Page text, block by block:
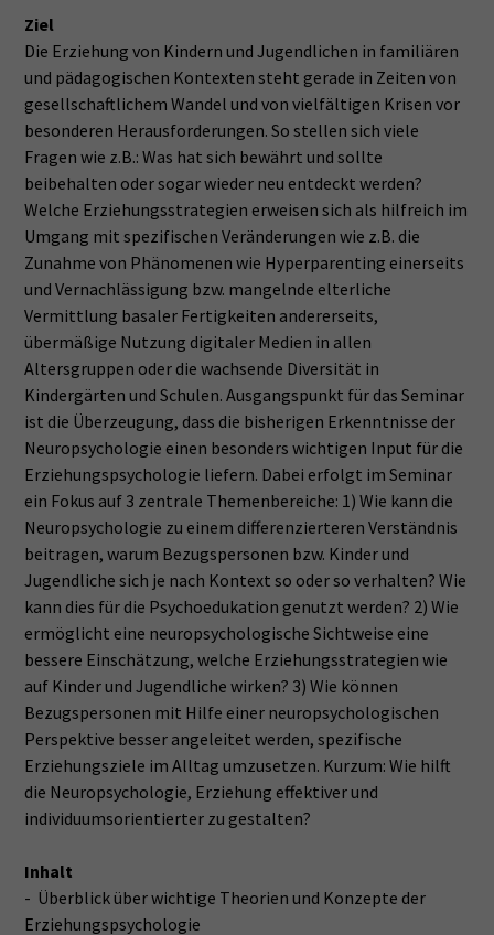
Ziel
Die Erziehung von Kindern und Jugendlichen in familiären
und pädagogischen Kontexten steht gerade in Zeiten von
gesellschaftlichem Wandel und von vielfältigen Krisen vor
besonderen Herausforderungen. So stellen sich viele
Fragen wie z.B.: Was hat sich bewährt und sollte
beibehalten oder sogar wieder neu entdeckt werden?
Welche Erziehungsstrategien erweisen sich als hilfreich im
Umgang mit spezifischen Veränderungen wie z.B. die
Zunahme von Phänomenen wie Hyperparenting einerseits
und Vernachlässigung bzw. mangelnde elterliche
Vermittlung basaler Fertigkeiten andererseits,
übermäßige Nutzung digitaler Medien in allen
Altersgruppen oder die wachsende Diversität in
Kindergärten und Schulen. Ausgangspunkt für das Seminar
ist die Überzeugung, dass die bisherigen Erkenntnisse der
Neuropsychologie einen besonders wichtigen Input für die
Erziehungspsychologie liefern. Dabei erfolgt im Seminar
ein Fokus auf 3 zentrale Themenbereiche: 1) Wie kann die
Neuropsychologie zu einem differenzierteren Verständnis
beitragen, warum Bezugspersonen bzw. Kinder und
Jugendliche sich je nach Kontext so oder so verhalten? Wie
kann dies für die Psychoedukation genutzt werden? 2) Wie
ermöglicht eine neuropsychologische Sichtweise eine
bessere Einschätzung, welche Erziehungsstrategien wie
auf Kinder und Jugendliche wirken? 3) Wie können
Bezugspersonen mit Hilfe einer neuropsychologischen
Perspektive besser angeleitet werden, spezifische
Erziehungsziele im Alltag umzusetzen. Kurzum: Wie hilft
die Neuropsychologie, Erziehung effektiver und
individuumsorientierter zu gestalten?
Inhalt
- Überblick über wichtige Theorien und Konzepte der
Erziehungspsychologie